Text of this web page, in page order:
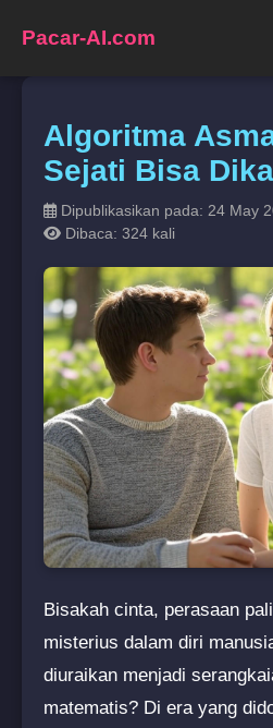
Pacar-AI.com
Algoritma
Sejati Bisa
Dipublikasikan pada: 24 May
Dibaca: 324 kali
Bisakah cinta, perasaan
misterius dalam diri
diuraikan menjadi
matematis? Di era yang